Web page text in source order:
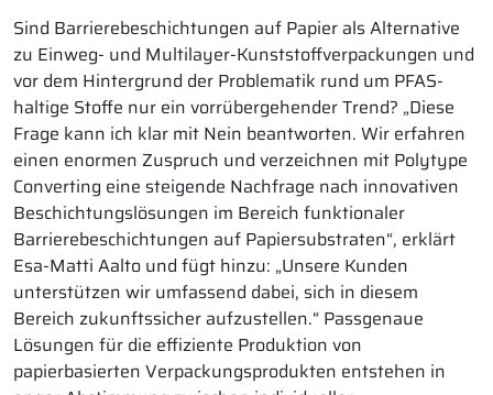
Sind Barrierebeschichtungen auf Papier als Alternative
zu Einweg- und Multilayer-Kunststoffverpackungen und
vor dem Hintergrund der Problematik rund um PFAS-
haltige Stoffe nur ein vorrübergehender Trend? „Diese
Frage kann ich klar mit Nein beantworten. Wir erfahren
einen enormen Zuspruch und verzeichnen mit Polytype
Converting eine steigende Nachfrage nach innovativen
Beschichtungslösungen im Bereich funktionaler
Barrierebeschichtungen auf Papiersubstraten“, erklärt
Esa-Matti Aalto und fügt hinzu: „Unsere Kunden
unterstützen wir umfassend dabei, sich in diesem
Bereich zukunftssicher aufzustellen.“ Passgenaue
Lösungen für die effiziente Produktion von
papierbasierten Verpackungsprodukten entstehen in